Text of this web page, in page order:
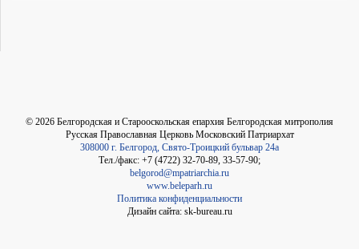
© 2026 Белгородская и Старооскольская епархия Белгородская митрополия
Русская Православная Церковь Московский Патриархат
308000 г. Белгород, Свято-Троицкий бульвар 24а
Тел./факс: +7 (4722) 32-70-89, 33-57-90;
belgorod@mpatriarchia.ru
www.beleparh.ru
Политика конфиденциальности
Дизайн сайта: sk-bureau.ru